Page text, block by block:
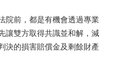
院前，都是有機會透過專業
讓雙方取得共識並和解，減
決的損害賠償金及剩餘財產